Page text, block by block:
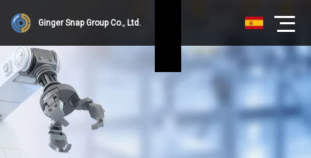
Ginger Snap Group Co., Ltd.